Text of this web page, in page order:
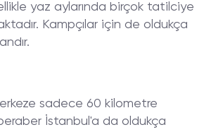
yaz aylarında birçok tatilciye
Kampçılar için de oldukça
sadece 60 kilometre
İstanbul'a da oldukça